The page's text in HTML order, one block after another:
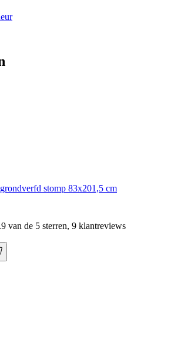
stomp 83x201,5 cm
van de 5 sterren, 9 klantreviews